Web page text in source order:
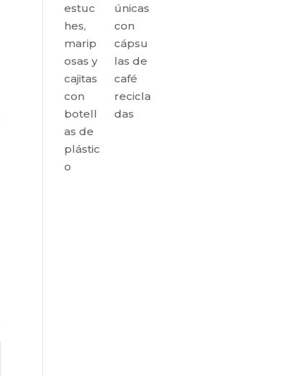
estuc
hes,
marip
osas y
cajitas
con
botell
as de
plástic
o
únicas
con
cápsu
las de
café
recicla
das